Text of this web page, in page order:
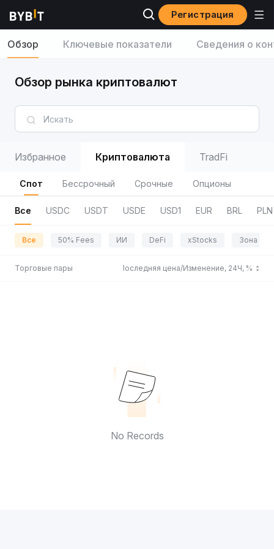
Регистрация
Обзор Ключевые показатели Сведения о
Обзор рынка криптовалют
Избранное Криптовалюта TradFi
Спот Бессрочный Срочные Опционы
Все USDC USDT USDE USD1 EUR BRL PLN
Все 50% Fees ИИ DeFi xStocks Зона
Торговые пары Последняя цена/Изменение, 24Ч, %
No Records